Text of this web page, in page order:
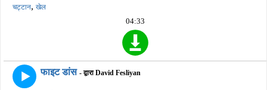
चट्टान, खेल
04:33
फाइट डांस - द्वारा David Fesliyan